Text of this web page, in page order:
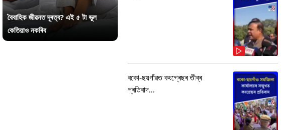
বৈবাহিক জীৱনত দূৰত্ব? এই ৫ টা ভুল
কেতিয়াও নকৰিব
বকো-ছয়গাঁৱত কংগ্ৰেছৰ তীব্ৰ
প্ৰতিবাদ...